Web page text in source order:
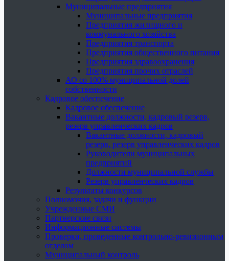
Муниципальные предприятия
Муниципальные предприятия
Предприятия жилищного и
коммунального хозяйства
Предприятия транспорта
Предприятия общественного питания
Предприятия здравоохранения
Предприятия прочих отраслей
АО со 100% муниципальной долей
собственности
Кадровое обеспечение
Кадровое обеспечение
Вакантные должности, кадровый резерв,
резерв управленческих кадров
Вакантные должности, кадровый
резерв, резерв управленческих кадров
Руководители муниципальных
предприятий
Должности муниципальной службы
Резерв управленческих кадров
Результаты конкурсов
Полномочия, задачи и функции
Учрежденные СМИ
Партнерские связи
Информационные системы
Проверки, проведенные контрольно-ревизионным
отделом
Муниципальный контроль